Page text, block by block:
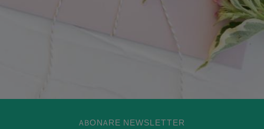
ABONARE NEWSLETTER